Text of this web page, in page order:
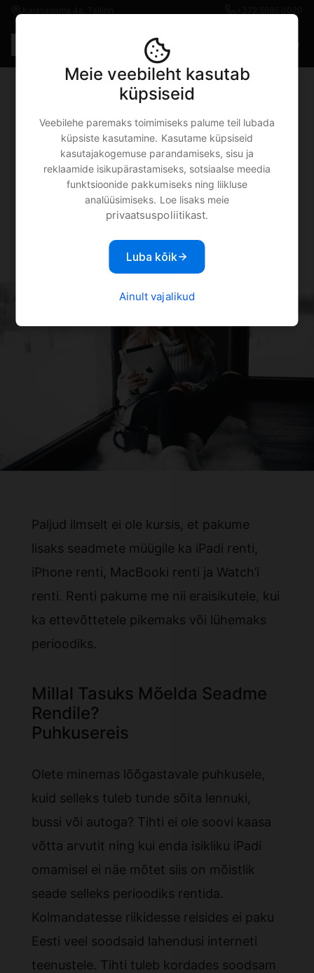
€0.00
Apple Seadmete Rent -
Millal Tasuks Mõelda
Seadme Rendile?
MOBIPUNKT
Paljud ilmselt ei ole kursis, et pakume
lisaks seadmete müügile ka iPadi renti,
iPhone renti, MacBooki renti ja Watch’i
renti. Renti pakume me nii eraisikutele, kui
ka ettevõttetele pikemaks või lühemaks
perioodiks.
Millal Tasuks Mõelda Seadme
Rendile?
Puhkusereis
Olete minemas lõõgastavale puhkusele,
kuid selleks tuleb tunde sõita lennuki,
bussi või autoga? Tihti ei ole soovi kaasa
võtta arvutit ning kui enda isikliku iPadi
omamisel ei näe mõtet siis on mõistlik
seade selleks perioodiks rentida.
Kolmandatesse riikidesse reisides ei paku
Eesti veel soodsaid lahendusi interneti
teenustele. Tihti tuleb kordades soodsam
Meie veebileht kasutab
küpsiseid
Veebilehe paremaks toimimiseks palume teil lubada
küpsiste kasutamine. Kasutame küpsiseid
kasutajakogemuse parandamiseks, sisu ja
reklaamide isikupärastamiseks, sotsiaalse meedia
funktsioonide pakkumiseks ning liikluse
analüüsimiseks. Loe lisaks meie
privaatsuspoliitikast.
Luba kõik
Ainult vajalikud